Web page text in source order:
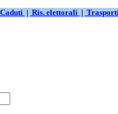
| Ris. elettorali |